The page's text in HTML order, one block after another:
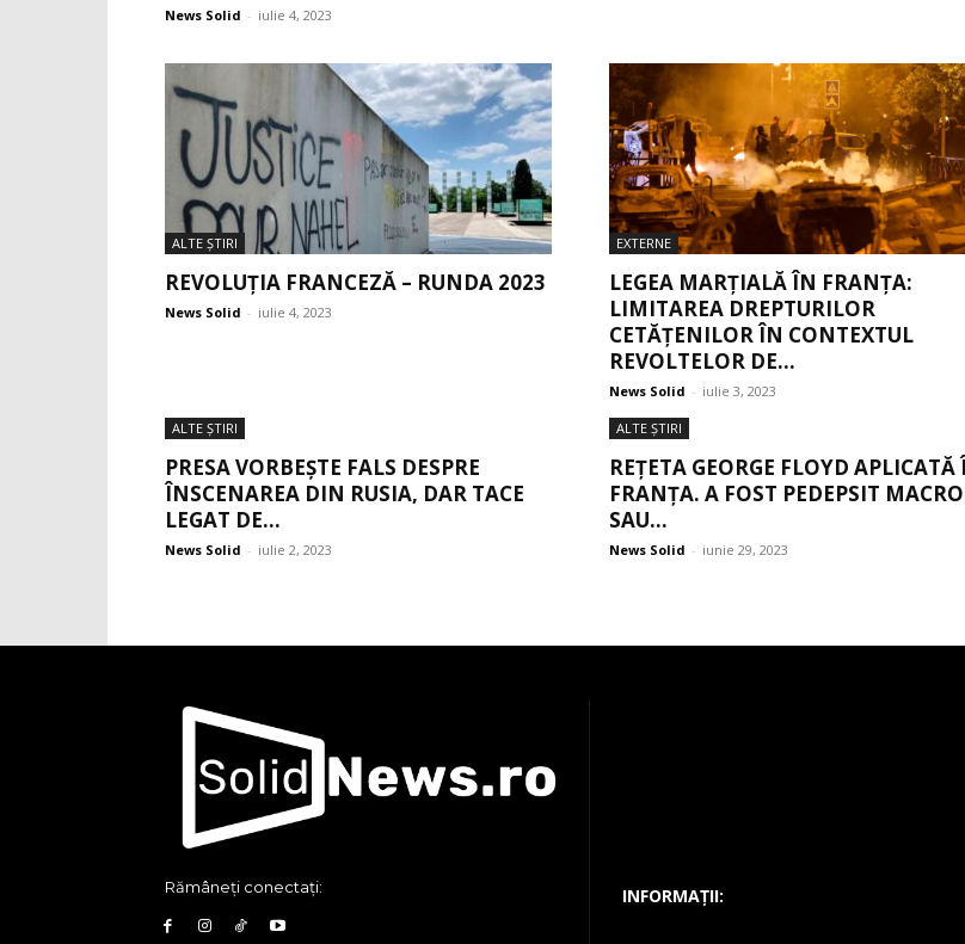
News Solid - iulie 4, 2023
ALTE ŞTIRI
REVOLUȚIA FRANCEZĂ – RUNDA 2023
News Solid - iulie 4, 2023
EXTERNE
LEGEA MARȚIALĂ ÎN FRANȚA:
LIMITAREA DREPTURILOR
CETĂȚENILOR ÎN CONTEXTUL
REVOLTELOR DE...
News Solid - iulie 3, 2023
ALTE ŞTIRI
PRESA VORBEȘTE FALS DESPRE
ÎNSCENAREA DIN RUSIA, DAR TACE
LEGAT DE...
News Solid - iulie 2, 2023
ALTE ŞTIRI
REȚETA GEORGE FLOYD APLICATĂ
FRANȚA. A FOST PEDEPSIT
SAU...
News Solid - iunie 29, 2023
Rămâneți conectați: INFORMAȚII: